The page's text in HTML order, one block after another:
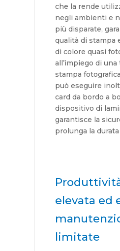
che la rende
negli ambienti e
più disparate,
qualità di stampa
di colore quasi
all’impiego di
stampa
può eseguire
card da bordo a
dispositivo di
garantisce la
prolunga la
elevata ed
limitate